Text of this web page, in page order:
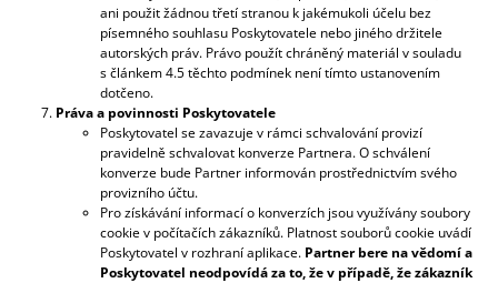
ani použit žádnou třetí stranou k jakémukoli účelu bez
písemného souhlasu Poskytovatele nebo jiného držitele
autorských práv. Právo použít chráněný materiál v souladu
s článkem 4.5 těchto podmínek není tímto ustanovením
dotčeno.
Práva a povinnosti Poskytovatele
Poskytovatel se zavazuje v rámci schvalování provizí
pravidelně schvalovat konverze Partnera. O schválení
konverze bude Partner informován prostřednictvím svého
provizního účtu.
Pro získávání informací o konverzích jsou využívány soubory
cookie v počítačích zákazníků. Platnost souborů cookie uvádí
Poskytovatel v rozhraní aplikace. Partner bere na vědomí a
Poskytovatel neodpovídá za to, že v případě, že zákazník